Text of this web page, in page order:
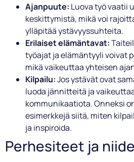
Ajanpuute: Luova työ vaatii
keskittymistä, mikä voi
ylläpitää ystävyyssuhteita.
Erilaiset elämäntavat:
työajat ja elämäntyyli voivat
mikä vaikeuttaa yhteisen
Kilpailu:Jos ystävät ovat
luoda jännitteitä ja
kommunikaatiota. Onneksi
esimerkkejä siitä, miten
ja inspiroida.
Perhesiteet ja